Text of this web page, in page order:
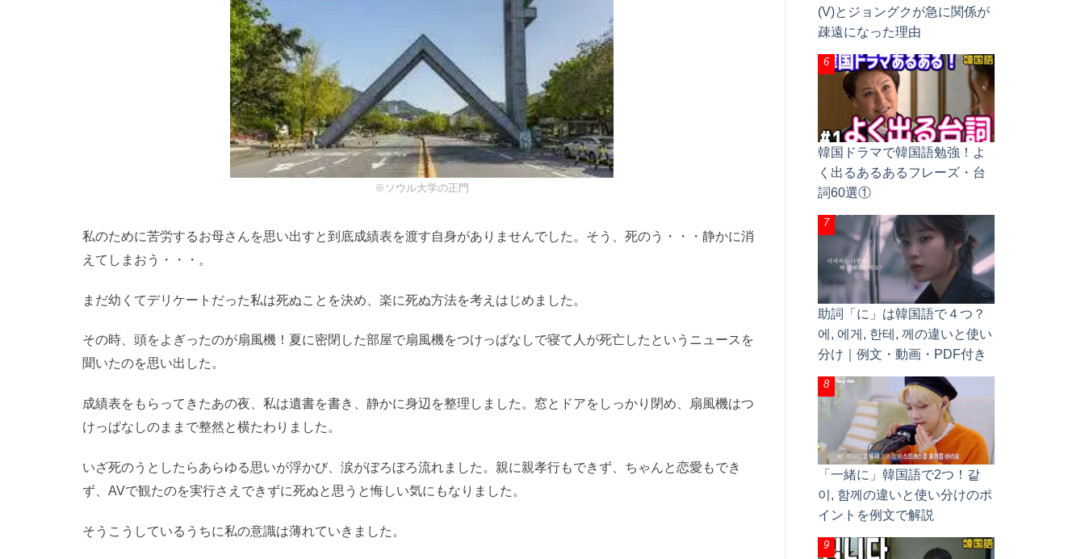
※ソウル大学の正門
私のために苦労するお母さんを思い出すと到底成績表を渡す自身がありませんでした。そう、死のう・・・静かに消
えてしまおう・・・。
まだ幼くてデリケートだった私は死ぬことを決め、楽に死ぬ方法を考えはじめました。
その時、頭をよぎったのが扇風機！夏に密閉した部屋で扇風機をつけっぱなしで寝て人が死亡したというニュースを
聞いたのを思い出した。
成績表をもらってきたあの夜、私は遺書を書き、静かに身辺を整理しました。窓とドアをしっかり閉め、扇風機はつ
けっぱなしのままで整然と横たわりました。
いざ死のうとしたらあらゆる思いが浮かび、涙がぼろぼろ流れました。親に親孝行もできず、ちゃんと恋愛もでき
ず、AVで観たのを実行さえできずに死ぬと思うと悔しい気にもなりました。
そうこうしているうちに私の意識は薄れていきました。
(V)とジョングクが急に関係が
疎遠になった理由
韓国ドラマで韓国語勉強！よ
く出るあるあるフレーズ・台
詞60選①
助詞「に」は韓国語で４つ？
에, 에게, 한테, 께の違いと使い
分け｜例文・動画・PDF付き
「一緒に」韓国語で2つ！같
이, 함께の違いと使い分けのポ
イントを例文で解説